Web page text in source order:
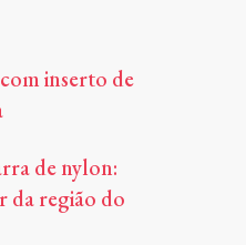
inserto de
de nylon:
da região do